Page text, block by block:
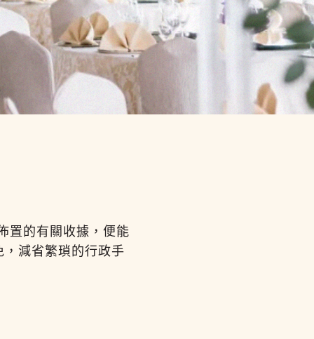
置的有關收據，便能
減省繁瑣的行政手